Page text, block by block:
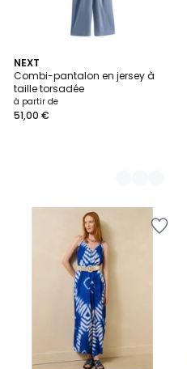
NEXT
Combi-pantalon en jersey à
taille torsadée
à partir de
51,00 €
3
Couleurs